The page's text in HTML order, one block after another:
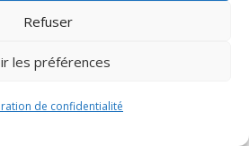
Refuser
les préférences
de confidentialité